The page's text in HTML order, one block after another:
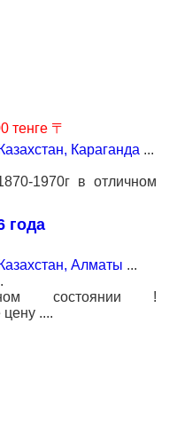
тенге 〒
Казахстан, Караганда ...
1970г в отличном
года
Казахстан, Алматы ...
состоянии !
цену ....